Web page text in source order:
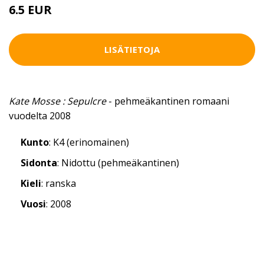
6.5 EUR
LISÄTIETOJA
Kate Mosse : Sepulcre- pehmeäkantinen romaani
vuodelta 2008
Kunto: K4 (erinomainen)
Sidonta: Nidottu (pehmeäkantinen)
Kieli: ranska
Vuosi: 2008